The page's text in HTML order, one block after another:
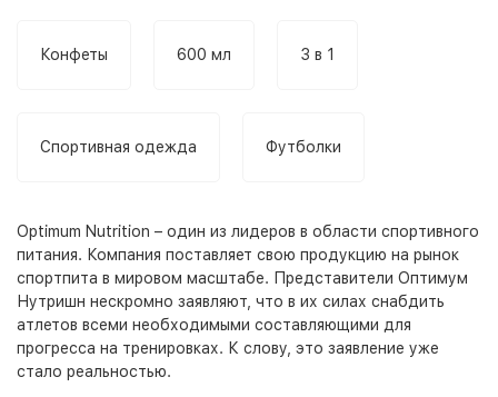
Конфеты 600 мл 3 в 1
Спортивная одежда Футболки
Optimum Nutrition – один из лидеров в области спортивного
питания. Компания поставляет свою продукцию на рынок
спортпита в мировом масштабе. Представители Оптимум
Нутришн нескромно заявляют, что в их силах снабдить
атлетов всеми необходимыми составляющими для
прогресса на тренировках. К слову, это заявление уже
стало реальностью.